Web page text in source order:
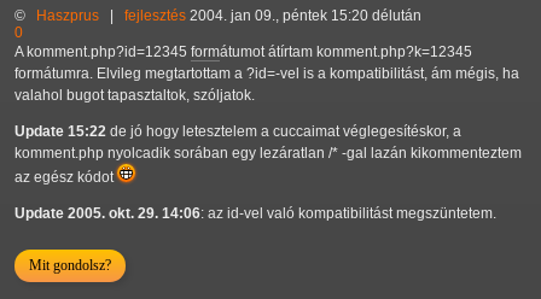
© Haszprus | fejlesztés 2004. jan 09., péntek 15:20 délután
0
A komment.php?id=12345 formátumot átírtam komment.php?k=12345
formátumra. Elvileg megtartottam a ?id=-vel is a kompatibilitást, ám mégis, ha
valahol bugot tapasztaltok, szóljatok.
Update 15:22 de jó hogy letesztelem a cuccaimat véglegesítéskor, a
komment.php nyolcadik sorában egy lezáratlan /* -gal lazán kikommenteztem
az egész kódot
Update 2005. okt. 29. 14:06: az id-vel való kompatibilitást megszüntetem.
Mit gondolsz?